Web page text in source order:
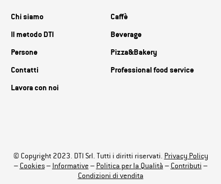
Chi siamo
Il metodo DTI
Persone
Contatti
Lavora con noi
Caffè
Beverage
Pizza&Bakery
Professional food service
© Copyright 2023. DTI Srl. Tutti i diritti riservati. Privacy Policy
– Cookies– Informative – Politica per la Qualità – Contributi –
Condizioni di vendita